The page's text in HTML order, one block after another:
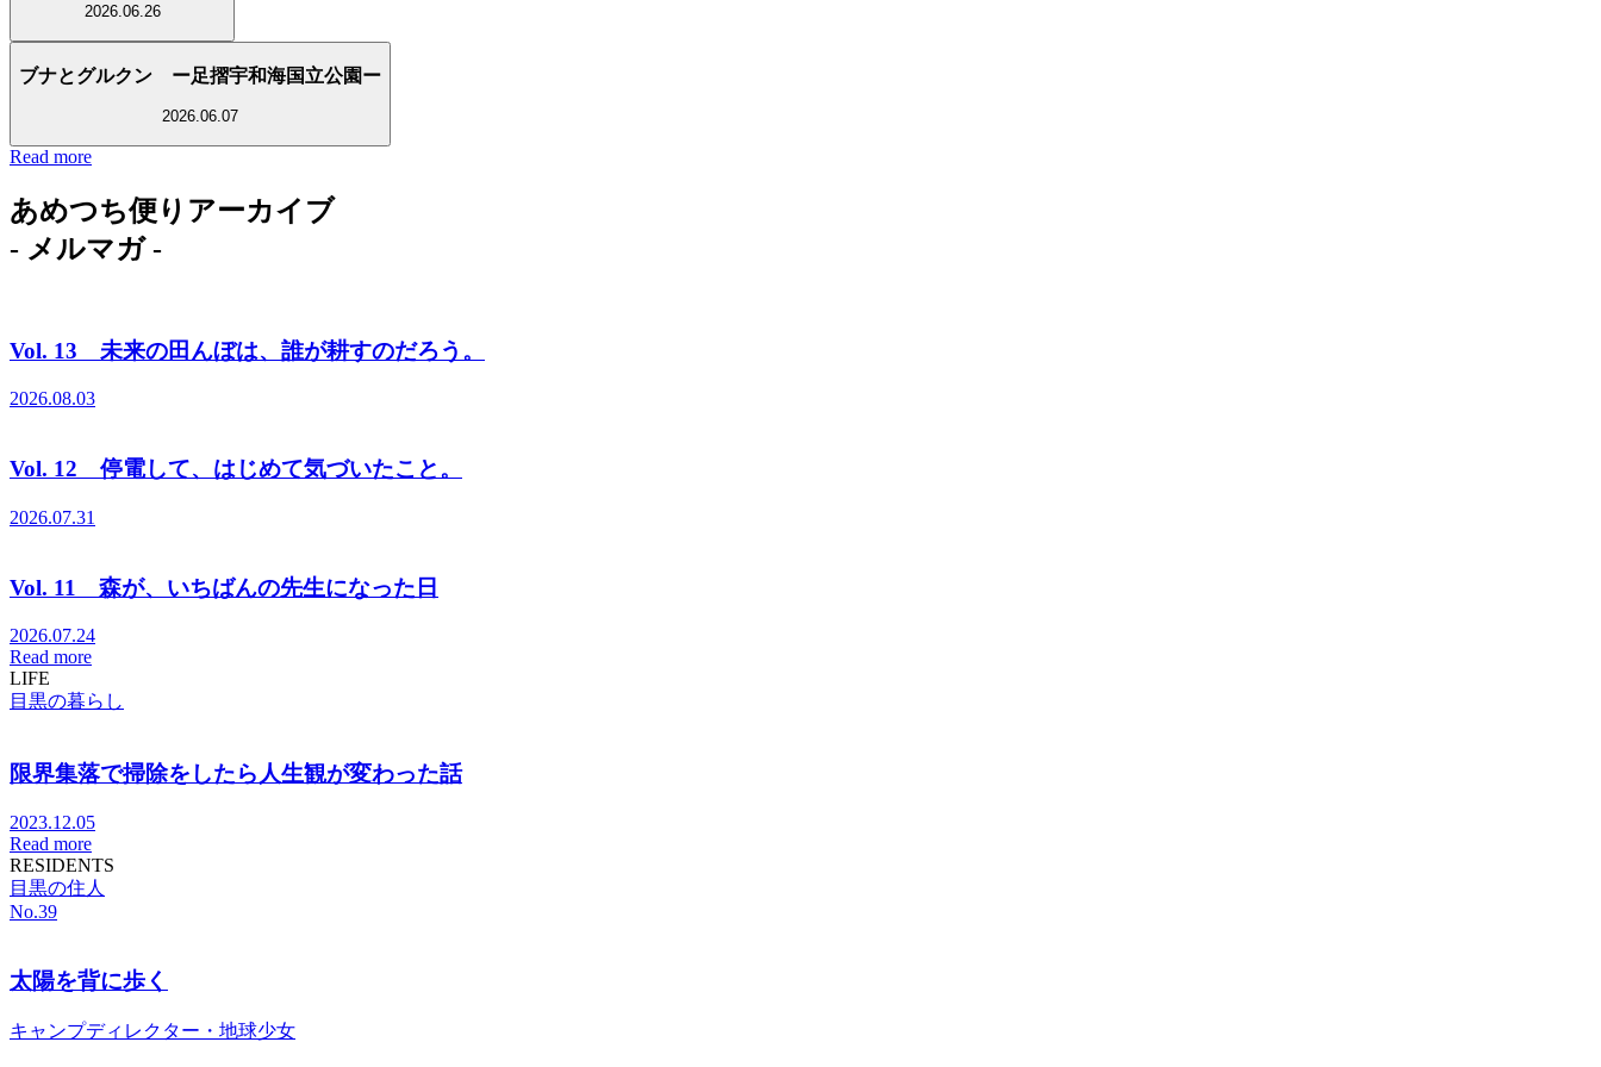
2026.06.26
ブナとグルクン ー足摺宇和海国立公園ー
2026.06.07
Read more
あめつち便りアーカイブ
- メルマガ -
Vol. 13 未来の田んぼは、誰が耕すのだろう。
2026.08.03
Vol. 12 停電して、はじめて気づいたこと。
2026.07.31
Vol. 11 森が、いちばんの先生になった日
2026.07.24
Read more
LIFE
目黒の暮らし
限界集落で掃除をしたら人生観が変わった話
2023.12.05
Read more
RESIDENTS
目黒の住人
No.39
太陽を背に歩く
キャンプディレクター・地球少女